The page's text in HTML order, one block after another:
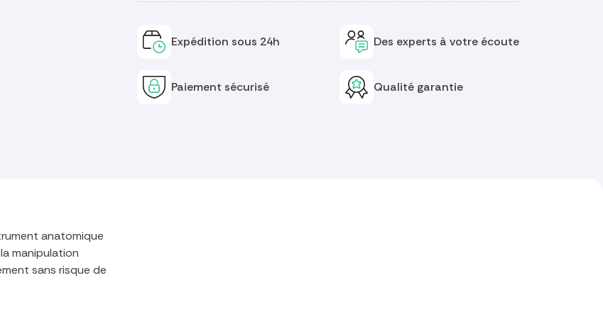
Expédition sous 24h Des experts à votre écoute
Paiement sécurisé Qualité garantie
anatomique
manipulation
sans risque de